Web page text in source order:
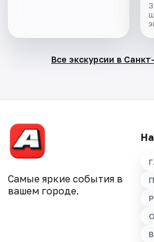
Все экскурсии в
Самые яркие события в
вашем городе.